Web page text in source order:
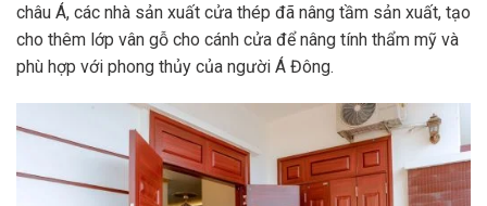
châu Á, các nhà sản xuất cửa thép đã nâng tầm sản xuất, tạo
cho thêm lớp vân gỗ cho cánh cửa để nâng tính thẩm mỹ và
phù hợp với phong thủy của người Á Đông.